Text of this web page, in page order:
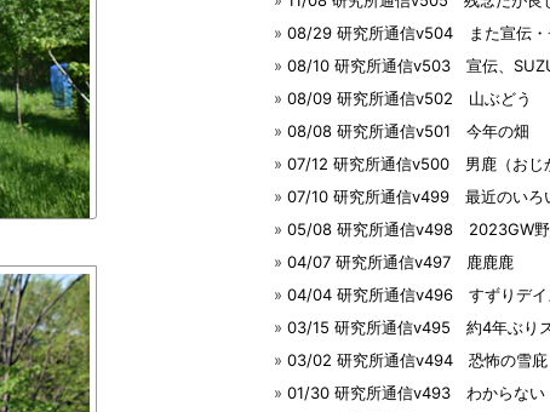
08/29 研究所通信v504 また宣伝・
08/10 研究所通信v503 宣伝、
08/09 研究所通信v502 山ぶどう
08/08 研究所通信v501 今年の畑
07/12 研究所通信v500 男鹿（おじ
07/10 研究所通信v499 最近のいろ
05/08 研究所通信v498 2023GW野
04/07 研究所通信v497 鹿鹿鹿
04/04 研究所通信v496 すずりデイ
03/15 研究所通信v495 約4年ぶり
03/02 研究所通信v494 恐怖の雪庇
01/30 研究所通信v493 わからない